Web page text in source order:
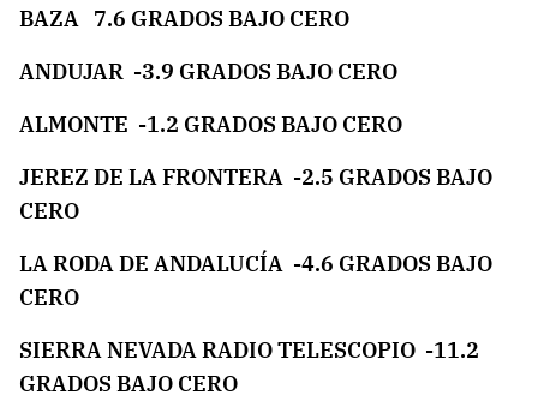
BAZA 7.6 GRADOS BAJO CERO
ANDUJAR -3.9 GRADOS BAJO CERO
ALMONTE -1.2 GRADOS BAJO CERO
JEREZ DE LA FRONTERA -2.5 GRADOS BAJO
CERO
LA RODA DE ANDALUCÍA -4.6 GRADOS BAJO
CERO
SIERRA NEVADA RADIO TELESCOPIO -11.2
GRADOS BAJO CERO